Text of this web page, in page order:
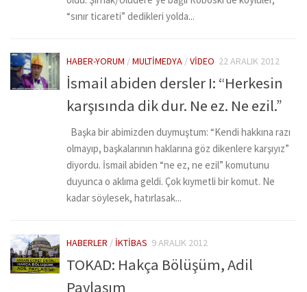
“sınır ticareti” dedikleri yolda...
HABER-YORUM /MULTIMEDYA /VIDEO 22 ARALIK 2012
İsmail abiden dersler I: “Herkesin
karşısında dik dur. Ne ez. Ne ezil.”
Başka bir abimizden duymuştum: “Kendi hakkına razı
olmayıp, başkalarının haklarına göz dikenlere karşıyız”
diyordu. İsmail abiden “ne ez, ne ezil” komutunu
duyunca o aklıma geldi. Çok kıymetli bir komut. Ne
kadar söylesek, hatırlasak...
HABERLER / İKTIBAS 9 ARALIK 2012
TOKAD: Hakça Bölüşüm, Adil
Paylaşım